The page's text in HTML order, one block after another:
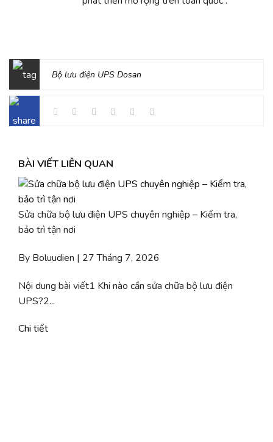
Bộ lưu điện UPS Dosan
BÀI VIẾT LIÊN QUAN
Sửa chữa bộ lưu điện UPS chuyên nghiệp – Kiểm tra,
bảo trì tận nơi
By Boluudien | 27 Tháng 7, 2026
Nội dung bài viết1 Khi nào cần sửa chữa bộ lưu điện
UPS?2...
Chi tiết